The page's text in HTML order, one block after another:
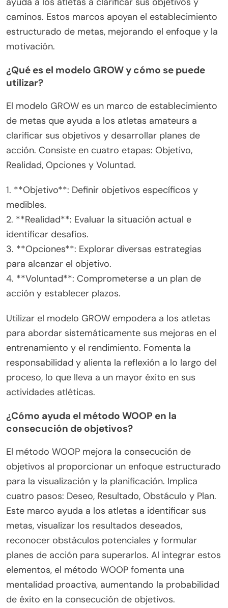
caminos. Estos marcos apoyan el establecimiento
estructurado de metas, mejorando el enfoque y la
motivación.
¿Qué es el modelo GROW y cómo se puede
utilizar?
El modelo GROW es un marco de establecimiento
de metas que ayuda a los atletas amateurs a
clarificar sus objetivos y desarrollar planes de
acción. Consiste en cuatro etapas: Objetivo,
Realidad, Opciones y Voluntad.
1. **Objetivo**: Definir objetivos específicos y
medibles.
2. **Realidad**: Evaluar la situación actual e
identificar desafíos.
3. **Opciones**: Explorar diversas estrategias
para alcanzar el objetivo.
4. **Voluntad**: Comprometerse a un plan de
acción y establecer plazos.
Utilizar el modelo GROW empodera a los atletas
para abordar sistemáticamente sus mejoras en el
entrenamiento y el rendimiento. Fomenta la
responsabilidad y alienta la reflexión a lo largo del
proceso, lo que lleva a un mayor éxito en sus
actividades atléticas.
¿Cómo ayuda el método WOOP en la
consecución de objetivos?
El método WOOP mejora la consecución de
objetivos al proporcionar un enfoque estructurado
para la visualización y la planificación. Implica
cuatro pasos: Deseo, Resultado, Obstáculo y Plan.
Este marco ayuda a los atletas a identificar sus
metas, visualizar los resultados deseados,
reconocer obstáculos potenciales y formular
planes de acción para superarlos. Al integrar estos
elementos, el método WOOP fomenta una
mentalidad proactiva, aumentando la probabilidad
de éxito en la consecución de objetivos.